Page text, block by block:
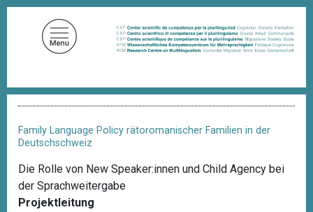
D
a
d
a
v
i
g
Family Language Policy rätoromanischer Familien in der
Deutschschweiz
Die Rolle von New Speaker:innen und Child Agency bei
der Sprachweitergabe
Projektleitung